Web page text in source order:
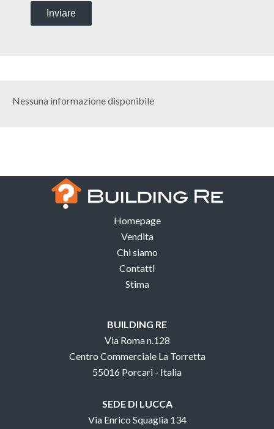
Inviare
Nessuna informazione disponibile
Homepage
Vendita
Chi siamo
ContattI
Stima
BUILDING RE
Via Roma n.128
Centro Commerciale La Torretta
55016 Porcari - Italia
SEDE DI LUCCA
Via Enrico Squaglia 134